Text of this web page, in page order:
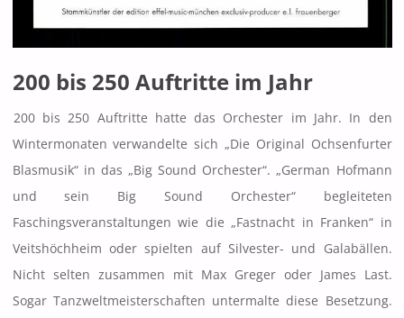
200 bis 250 Auftritte im Jahr
200 bis 250 Auftritte hatte das Orchester im Jahr. In den
Wintermonaten verwandelte sich „Die Original Ochsenfurter
Blasmusik“ in das „Big Sound Orchester“. „German Hofmann
und sein Big Sound Orchester“ begleiteten
Faschingsveranstaltungen wie die „Fastnacht in Franken“ in
Veitshöchheim oder spielten auf Silvester- und Galabällen.
Nicht selten zusammen mit Max Greger oder James Last.
Sogar Tanzweltmeisterschaften untermalte diese Besetzung.